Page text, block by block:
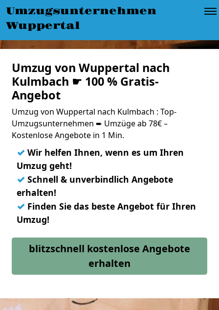
Umzugsunternehmen
Wuppertal
Umzug von Wuppertal nach
Kulmbach ☛ 100 % Gratis-
Angebot
Umzug von Wuppertal nach Kulmbach : Top-
Umzugsunternehmen ➨ Umzüge ab 78€ –
Kostenlose Angebote in 1 Min.
✓ Wir helfen Ihnen, wenn es um Ihren
Umzug geht!
✓ Schnell & unverbindlich Angebote
erhalten!
✓ Finden Sie das beste Angebot für Ihren
Umzug!
blitzschnell kostenlose Angebote
erhalten